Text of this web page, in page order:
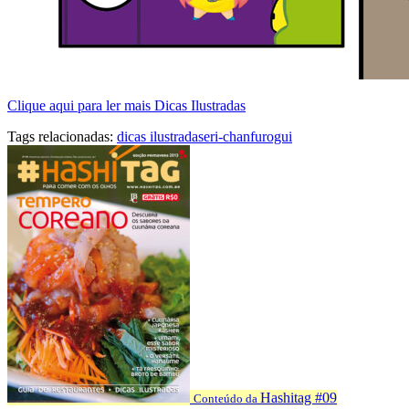
Clique aqui para ler mais Dicas Ilustradas
Tags relacionadas: dicas ilustradaseri-chanfurogui
Conteúdo da Hashitag #09